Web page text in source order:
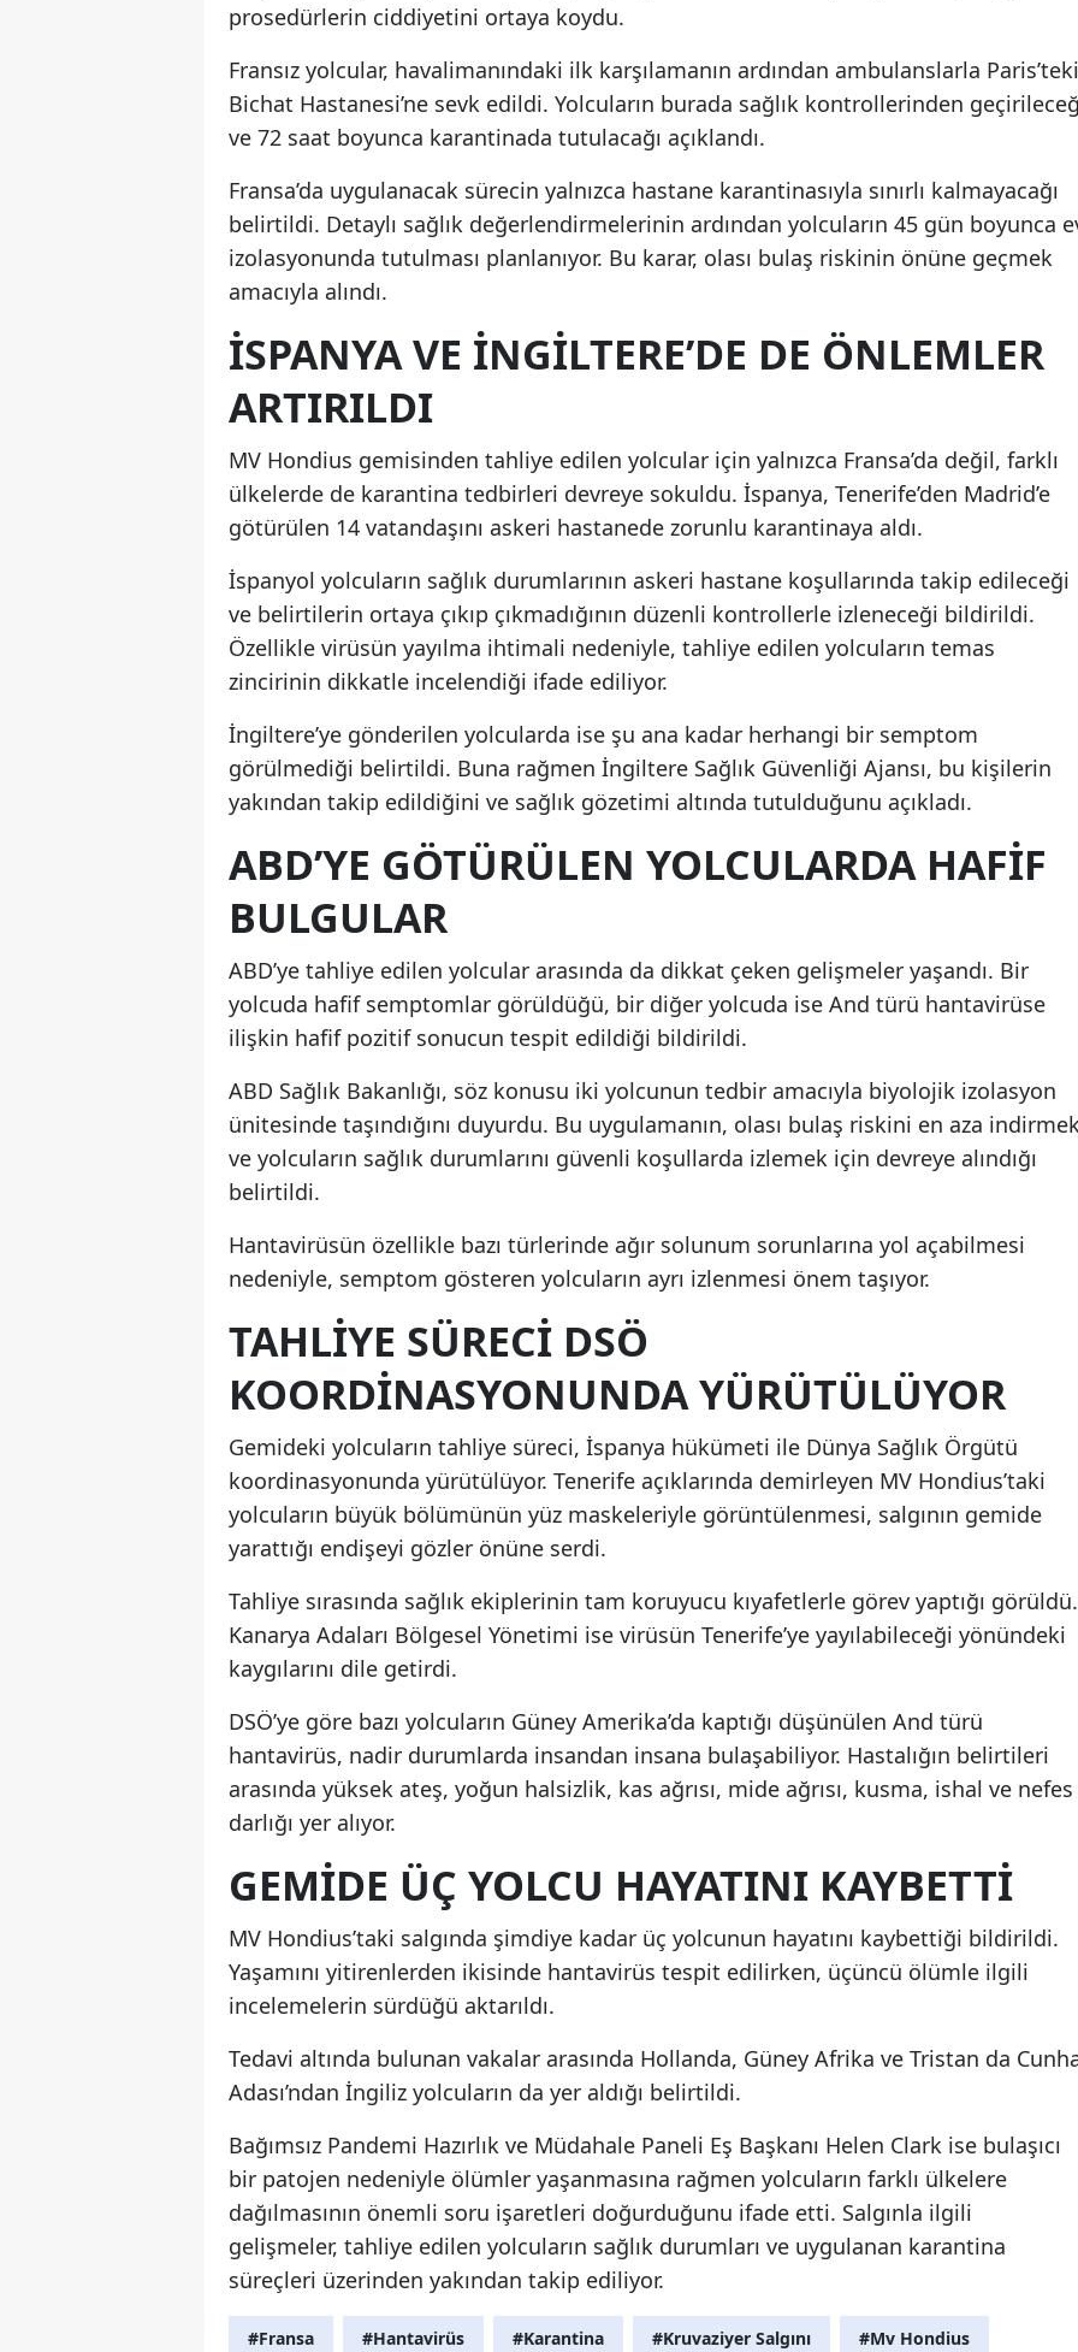
prosedürlerin ciddiyetini ortaya koydu.
Fransız yolcular, havalimanındaki ilk karşılamanın ardından ambulanslarla Paris’teki
Bichat Hastanesi’ne sevk edildi. Yolcuların burada sağlık kontrollerinden
ve 72 saat boyunca karantinada tutulacağı açıklandı.
Fransa’da uygulanacak sürecin yalnızca hastane karantinasıyla sınırlı kalmayacağı
belirtildi. Detaylı sağlık değerlendirmelerinin ardından yolcuların 45 gün boyunca
izolasyonunda tutulması planlanıyor. Bu karar, olası bulaş riskinin önüne geçmek
amacıyla alındı.
İSPANYA VE İNGILTERE’DE DE ÖNLEMLER
ARTIRILDI
MV Hondius gemisinden tahliye edilen yolcular için yalnızca Fransa’da değil, farklı
ülkelerde de karantina tedbirleri devreye sokuldu. İspanya, Tenerife’den Madrid’e
götürülen 14 vatandaşını askeri hastanede zorunlu karantinaya aldı.
İspanyol yolcuların sağlık durumlarının askeri hastane koşullarında takip edileceği
ve belirtilerin ortaya çıkıp çıkmadığının düzenli kontrollerle izleneceği bildirildi.
Özellikle virüsün yayılma ihtimali nedeniyle, tahliye edilen yolcuların temas
zincirinin dikkatle incelendiği ifade ediliyor.
İngiltere’ye gönderilen yolcularda ise şu ana kadar herhangi bir semptom
görülmediği belirtildi. Buna rağmen İngiltere Sağlık Güvenliği Ajansı, bu kişilerin
yakından takip edildiğini ve sağlık gözetimi altında tutulduğunu açıkladı.
ABD’YE GÖTÜRÜLEN YOLCULARDA HAFIF
BULGULAR
ABD’ye tahliye edilen yolcular arasında da dikkat çeken gelişmeler yaşandı. Bir
yolcuda hafif semptomlar görüldüğü, bir diğer yolcuda ise And türü hantavirüse
ilişkin hafif pozitif sonucun tespit edildiği bildirildi.
ABD Sağlık Bakanlığı, söz konusu iki yolcunun tedbir amacıyla biyolojik izolasyon
ünitesinde taşındığını duyurdu. Bu uygulamanın, olası bulaş riskini en aza
ve yolcuların sağlık durumlarını güvenli koşullarda izlemek için devreye alındığı
belirtildi.
Hantavirüsün özellikle bazı türlerinde ağır solunum sorunlarına yol açabilmesi
nedeniyle, semptom gösteren yolcuların ayrı izlenmesi önem taşıyor.
TAHLIYE SÜRECI DSÖ
KOORDINASYONUNDA YÜRÜTÜLÜYOR
Gemideki yolcuların tahliye süreci, İspanya hükümeti ile Dünya Sağlık Örgütü
koordinasyonunda yürütülüyor. Tenerife açıklarında demirleyen MV Hondius’taki
yolcuların büyük bölümünün yüz maskeleriyle görüntülenmesi, salgının gemide
yarattığı endişeyi gözler önüne serdi.
Tahliye sırasında sağlık ekiplerinin tam koruyucu kıyafetlerle görev yaptığı görüldü.
Kanarya Adaları Bölgesel Yönetimi ise virüsün Tenerife’ye yayılabileceği yönündeki
kaygılarını dile getirdi.
DSÖ’ye göre bazı yolcuların Güney Amerika’da kaptığı düşünülen And türü
hantavirüs, nadir durumlarda insandan insana bulaşabiliyor. Hastalığın belirtileri
arasında yüksek ateş, yoğun halsizlik, kas ağrısı, mide ağrısı, kusma, ishal ve nefes
darlığı yer alıyor.
GEMIDE ÜÇ YOLCU HAYATINI KAYBETTI
MV Hondius’taki salgında şimdiye kadar üç yolcunun hayatını kaybettiği bildirildi.
Yaşamını yitirenlerden ikisinde hantavirüs tespit edilirken, üçüncü ölümle ilgili
incelemelerin sürdüğü aktarıldı.
Tedavi altında bulunan vakalar arasında Hollanda, Güney Afrika ve Tristan da
Adası’ndan İngiliz yolcuların da yer aldığı belirtildi.
Bağımsız Pandemi Hazırlık ve Müdahale Paneli Eş Başkanı Helen Clark ise bulaşıcı
bir patojen nedeniyle ölümler yaşanmasına rağmen yolcuların farklı ülkelere
dağılmasının önemli soru işaretleri doğurduğunu ifade etti. Salgınla ilgili
gelişmeler, tahliye edilen yolcuların sağlık durumları ve uygulanan karantina
süreçleri üzerinden yakından takip ediliyor.
#Fransa #Hantavirüs #Karantina #Kruvaziyer Salgını #Mv Hondius